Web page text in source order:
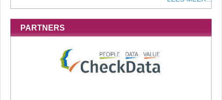
PARTNERS